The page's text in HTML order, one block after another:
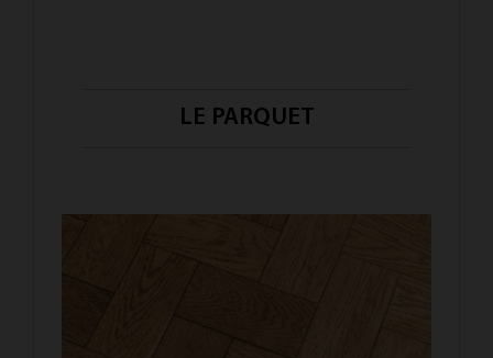
LE PARQUET